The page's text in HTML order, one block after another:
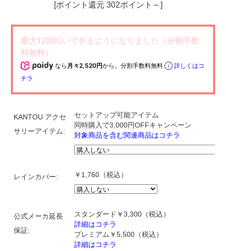
[ポイント還元 302ポイント～]
なら 月々2,520円から。分割手数料無料
詳しくはコ
チラ
KANTOU アクセ
サリーアイテム:
セットアップ可能アイテム
同時購入で3,000円OFFキャンペーン
対象商品を含む関連商品はコチラ
レインカバー: ￥1,760（税込）
公式メーカ延長
保証:
スタンダード￥3,300（税込）
詳細はコチラ
プレミアム￥5,500（税込）
詳細はコチラ